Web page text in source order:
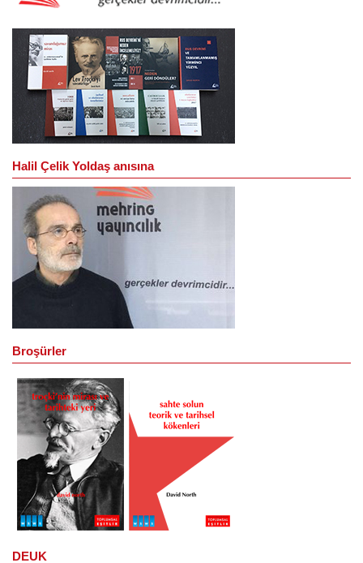
Halil Çelik Yoldaş anısına
Broşürler
DEUK